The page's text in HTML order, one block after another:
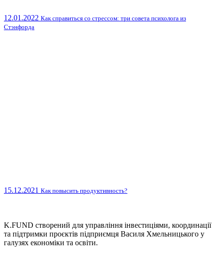
12.01.2022 Как справиться со стрессом: три совета психолога из
Стэнфорда
15.12.2021 Как повысить продуктивность?
K.FUND створений для управління інвестиціями, координації
та підтримки проєктів підприємця Василя Хмельницького у
галузях економіки та освіти.